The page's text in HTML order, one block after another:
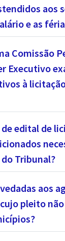
e as
Comissão
Executivo
à
Tribunal?
aos
pleito